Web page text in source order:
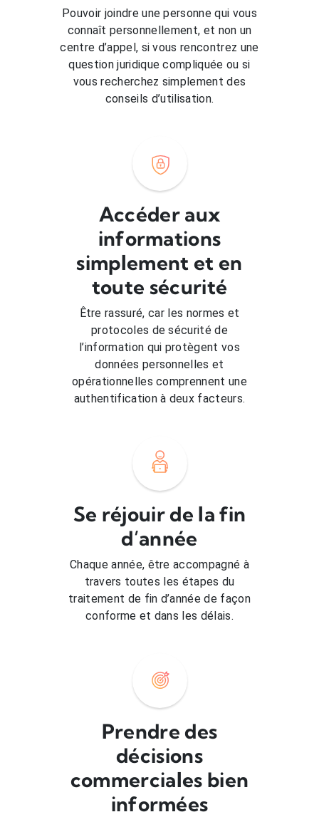
Pouvoir joindre une personne qui vous
connaît personnellement, et non un
centre d’appel, si vous rencontrez une
question juridique compliquée ou si
vous recherchez simplement des
conseils d’utilisation.
Accéder aux
informations
simplement et en
toute sécurité
Être rassuré, car les normes et
protocoles de sécurité de
l’information qui protègent vos
données personnelles et
opérationnelles comprennent une
authentification à deux facteurs.
Se réjouir de la fin
d’année
Chaque année, être accompagné à
travers toutes les étapes du
traitement de fin d’année de façon
conforme et dans les délais.
Prendre des
décisions
commerciales bien
informées